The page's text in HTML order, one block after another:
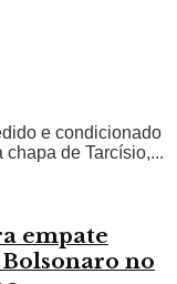
e condicionado
de Tarcísio,...
empate
no